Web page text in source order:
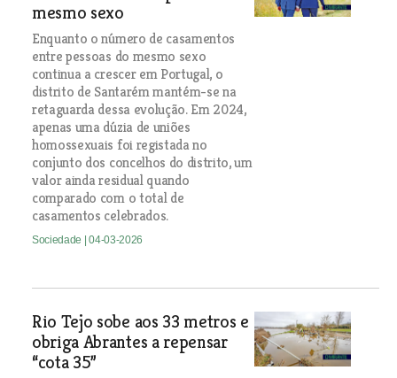
mesmo sexo
Enquanto o número de casamentos
entre pessoas do mesmo sexo
continua a crescer em Portugal, o
distrito de Santarém mantém-se na
retaguarda dessa evolução. Em 2024,
apenas uma dúzia de uniões
homossexuais foi registada no
conjunto dos concelhos do distrito, um
valor ainda residual quando
comparado com o total de
casamentos celebrados.
Sociedade | 04-03-2026
Rio Tejo sobe aos 33 metros e
obriga Abrantes a repensar
“cota 35”